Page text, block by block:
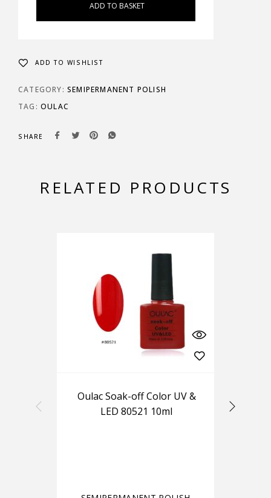
ADD TO BASKET
ADD TO WISHLIST
CATEGORY: SEMIPERMANENT POLISH
TAG: OULAC
SHARE
RELATED PRODUCTS
Oulac Soak-off Color UV &
LED 80521 10ml